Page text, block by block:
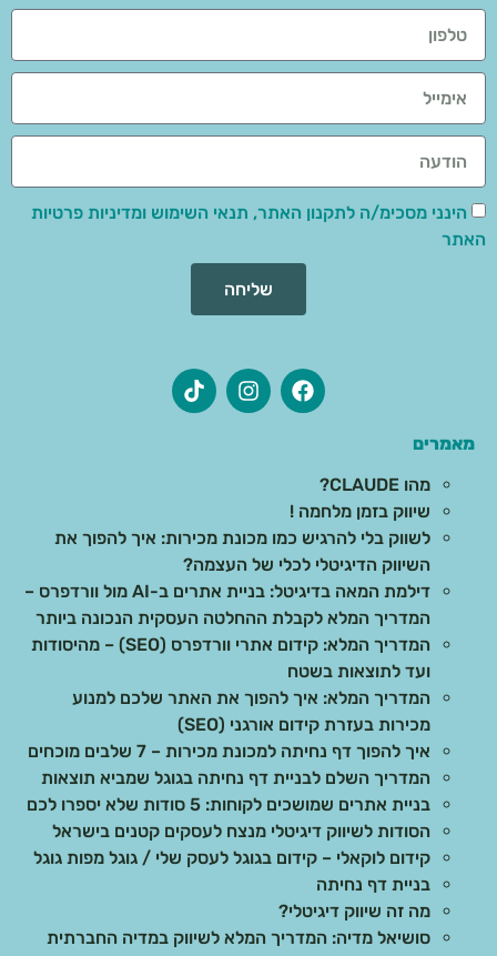
הינני מסכימ/ה לתקנון האתר, תנאי השימוש ומדיניות פרטיות
האתר
שליחה
מאמרים
מהו CLAUDE?
שיווק בזמן מלחמה !
לשווק בלי להרגיש כמו מכונת מכירות: איך להפוך את
השיווק הדיגיטלי לכלי של העצמה?
דילמת המאה בדיגיטל: בניית אתרים ב-AI מול וורדפרס –
המדריך המלא לקבלת ההחלטה העסקית הנכונה ביותר
המדריך המלא: קידום אתרי וורדפרס (SEO) – מהיסודות
ועד לתוצאות בשטח
המדריך המלא: איך להפוך את האתר שלכם למנוע
מכירות בעזרת קידום אורגני (SEO)
איך להפוך דף נחיתה למכונת מכירות – 7 שלבים מוכחים
המדריך השלם לבניית דף נחיתה בגוגל שמביא תוצאות
בניית אתרים שמושכים לקוחות: 5 סודות שלא יספרו לכם
הסודות לשיווק דיגיטלי מנצח לעסקים קטנים בישראל
קידום לוקאלי – קידום בגוגל לעסק שלי / גוגל מפות גוגל
בניית דף נחיתה
מה זה שיווק דיגיטלי?
סושיאל מדיה: המדריך המלא לשיווק במדיה החברתית